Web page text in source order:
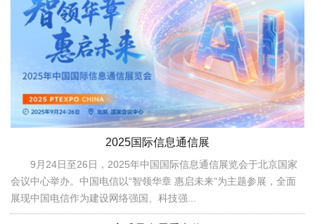
2025国际信息通信展
9月24日至26日，2025年中国国际信息通信展览会于北京国家
会议中心举办。中国电信以“智领华章 惠启未来”为主题参展，全面
展现中国电信作为建设网络强国、科技强...